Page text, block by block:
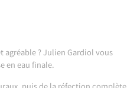
agréable ? Julien Gardiol vous
en eau finale.